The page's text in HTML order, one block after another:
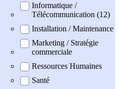
Informatique /
Télécommunication (12)
Installation / Maintenance
Marketing / Stratégie
commerciale
Ressources Humaines
Santé